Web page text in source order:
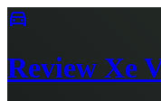
directions_car
Review Xe